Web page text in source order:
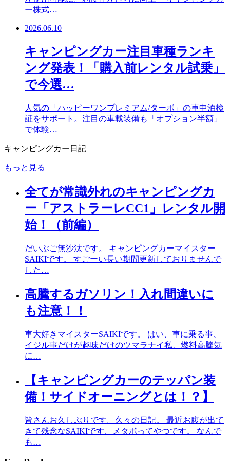
ー株式…
2026.06.10
キャンピングカー注目車種ランキ
ング発表！「購入前レンタル試乗」
で今選…
人気の「ハッピーワンプレミアム/ターボ」の車中泊検
証をサポート。注目の車載装備も「オプション半額」
で体験…
キャンピングカー日記
もっと見る
全てが常識外れのキャンピングカ
ー「アストラーレCC1」レンタル開
始！（前編）
だいぶご無沙汰です。 キャンピングカーマイスター
SAIKIです。 すごーい長い期間更新しておりませんで
した…
高騰するガソリン！入れ間違いに
も注意！！
車大好きマイスターSAIKIです。 はい、車に乗る事、
イジル事だけが趣味だけのツマラナイ私、燃料高騰気
に…
【キャンピングカーのテッパン装
備！サイドオーニングとは！？】
皆さんお久しぶりです。久々の日記。 最近お腹が出て
きて残念なSAIKIです、メタボってやつです。 なんで
も…